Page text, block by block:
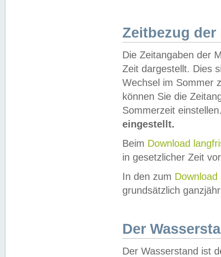
Zeitbezug der
Die Zeitangaben der
Zeit dargestellt. Dies
Wechsel im Sommer
können Sie die
Sommerzeit
eingestellt.
Beim Download
in gesetzlicher Zeit
In den zum Download
grundsätzlich
Der
Der Wasserstand ist